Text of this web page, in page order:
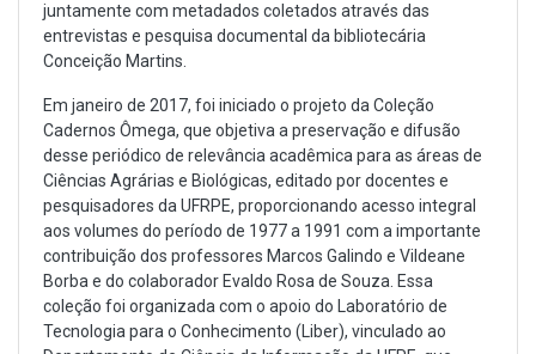
juntamente com metadados coletados através das
entrevistas e pesquisa documental da bibliotecária
Conceição Martins.
Em janeiro de 2017, foi iniciado o projeto da Coleção
Cadernos Ômega, que objetiva a preservação e difusão
desse periódico de relevância acadêmica para as áreas de
Ciências Agrárias e Biológicas, editado por docentes e
pesquisadores da UFRPE, proporcionando acesso integral
aos volumes do período de 1977 a 1991 com a importante
contribuição dos professores Marcos Galindo e Vildeane
Borba e do colaborador Evaldo Rosa de Souza. Essa
coleção foi organizada com o apoio do Laboratório de
Tecnologia para o Conhecimento (Liber), vinculado ao